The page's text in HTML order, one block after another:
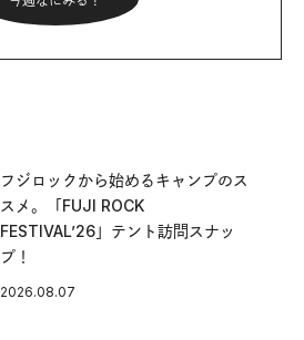
フジロックから始めるキャンプのス
スメ。「FUJI ROCK
FESTIVAL’26」テント訪問スナッ
プ！
2026.08.07